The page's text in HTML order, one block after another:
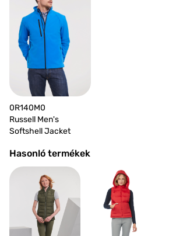
0R140M0
Russell Men's
Softshell Jacket
Hasonló termékek